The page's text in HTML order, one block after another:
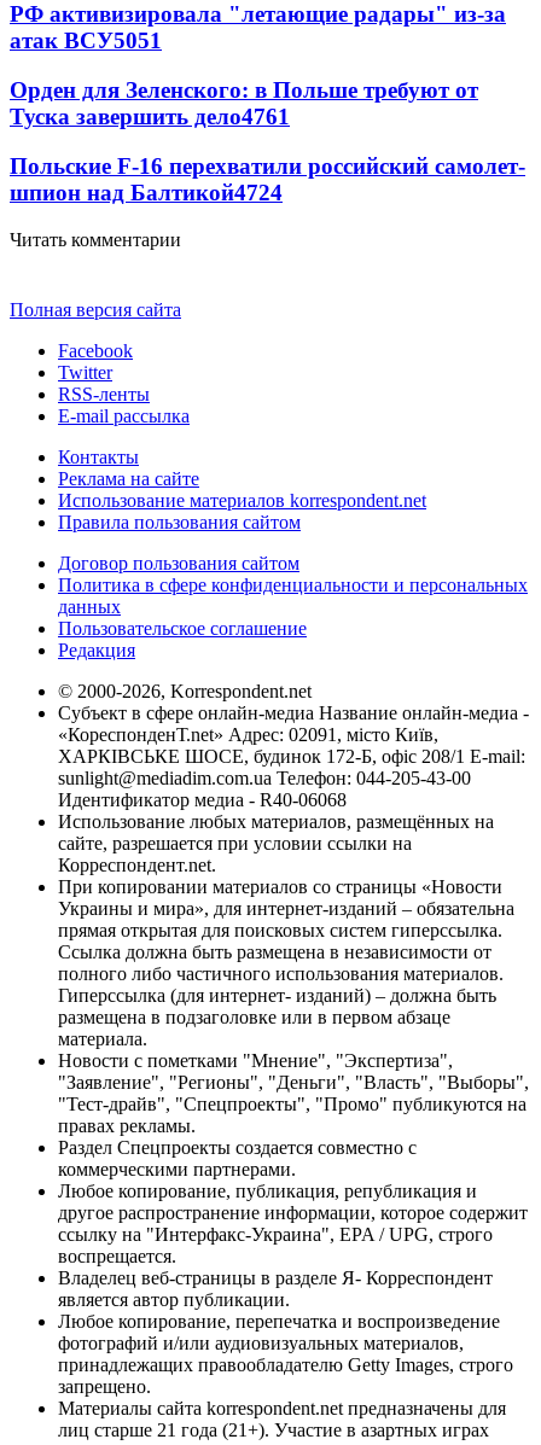
РФ активизировала "летающие радары" из-за
атак ВСУ5051
Орден для Зеленского: в Польше требуют от
Туска завершить дело4761
Польские F-16 перехватили российский самолет-
шпион над Балтикой4724
Читать комментарии
Полная версия сайта
Facebook
Twitter
RSS-ленты
E-mail рассылка
Контакты
Реклама на сайте
Использование материалов korrespondent.net
Правила пользования сайтом
Договор пользования сайтом
Политика в сфере конфиденциальности и персональных
данных
Пользовательское соглашение
Редакция
© 2000-2026, Korrespondent.net
Субъект в сфере онлайн-медиа Название онлайн-медиа -
«КореспонденТ.net» Адрес: 02091, місто Київ,
ХАРКІВСЬКЕ ШОСЕ, будинок 172-Б, офіс 208/1 E-mail:
sunlight@mediadim.com.ua Телефон: 044-205-43-00
Идентификатор медиа - R40-06068
Использование любых материалов, размещённых на
сайте, разрешается при условии ссылки на
Корреспондент.net.
При копировании материалов со страницы «Новости
Украины и мира», для интернет-изданий – обязательна
прямая открытая для поисковых систем гиперссылка.
Ссылка должна быть размещена в независимости от
полного либо частичного использования материалов.
Гиперссылка (для интернет- изданий) – должна быть
размещена в подзаголовке или в первом абзаце
материала.
Новости с пометками "Мнение", "Экспертиза",
"Заявление", "Регионы", "Деньги", "Власть", "Выборы",
"Тест-драйв", "Спецпроекты", "Промо" публикуются на
правах рекламы.
Раздел Спецпроекты создается совместно с
коммерческими партнерами.
Любое копирование, публикация, републикация и
другое распространение информации, которое содержит
ссылку на "Интерфакс-Украина", EPA / UPG, строго
воспрещается.
Владелец веб-страницы в разделе Я- Корреспондент
является автор публикации.
Любое копирование, перепечатка и воспроизведение
фотографий и/или аудиовизуальных материалов,
принадлежащих правообладателю Getty Images, строго
запрещено.
Материалы сайта korrespondent.net предназначены для
лиц старше 21 года (21+). Участие в азартных играх